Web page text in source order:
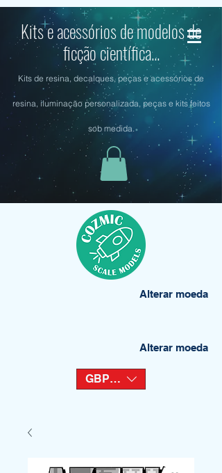
Kits e acessórios de modelos de
ficção científica...
Kits de resina, decalques, peças e acessórios de
resina, iluminação personalizada, peças e kits feitos
sob medida.
Alterar moeda
Alterar moeda
GBP (£)